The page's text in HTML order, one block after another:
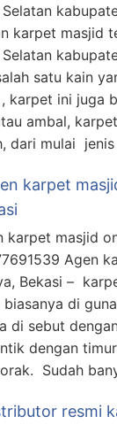
karpet masjid
satu kain
karpet ini juga
ambal,
dari mulai
karpet
karpet masjid
Agen
Bekasi –
biasanya di
di sebut
dengan
Sudah
resmi